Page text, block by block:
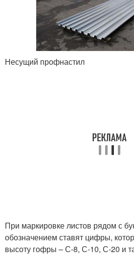
Несущий профнастил
При маркировке листов рядом с
обозначением ставят цифры,
высоту гофры – С-8, С-10, С-20 и